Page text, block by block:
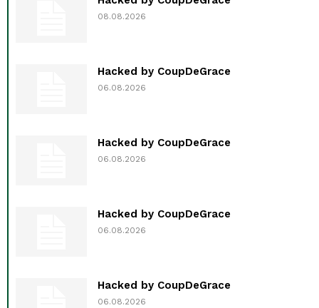
08.08.2026
Hacked by CoupDeGrace
06.08.2026
Hacked by CoupDeGrace
06.08.2026
Hacked by CoupDeGrace
06.08.2026
Hacked by CoupDeGrace
06.08.2026